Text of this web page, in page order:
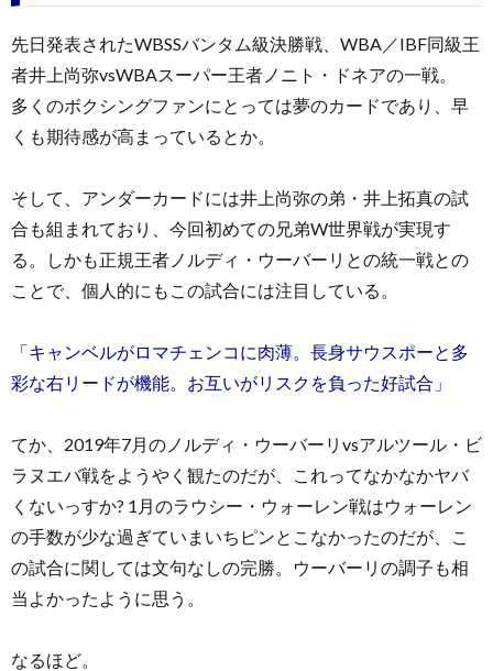
先日発表されたWBSSバンタム級決勝戦、WBA／IBF同級王
者井上尚弥vsWBAスーパー王者ノニト・ドネアの一戦。
多くのボクシングファンにとっては夢のカードであり、早
くも期待感が高まっているとか。
そして、アンダーカードには井上尚弥の弟・井上拓真の試
合も組まれており、今回初めての兄弟W世界戦が実現す
る。しかも正規王者ノルディ・ウーバーリとの統一戦との
ことで、個人的にもこの試合には注目している。
「キャンベルがロマチェンコに肉薄。長身サウスポーと多
彩な右リードが機能。お互いがリスクを負った好試合」
てか、2019年7月のノルディ・ウーバーリvsアルツール・ビ
ラヌエバ戦をようやく観たのだが、これってなかなかヤバ
くないっすか? 1月のラウシー・ウォーレン戦はウォーレン
の手数が少な過ぎていまいちピンとこなかったのだが、こ
の試合に関しては文句なしの完勝。ウーバーリの調子も相
当よかったように思う。
なるほど。